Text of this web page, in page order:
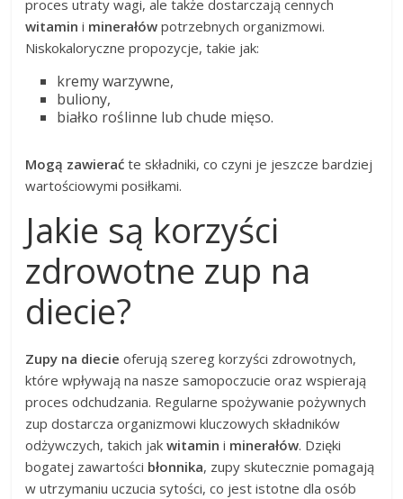
proces utraty wagi, ale także dostarczają cennych
witamin i minerałów potrzebnych organizmowi.
Niskokaloryczne propozycje, takie jak:
kremy warzywne,
buliony,
białko roślinne lub chude mięso.
Mogą zawierać te składniki, co czyni je jeszcze bardziej
wartościowymi posiłkami.
Jakie są korzyści
zdrowotne zup na
diecie?
Zupy na diecie oferują szereg korzyści zdrowotnych,
które wpływają na nasze samopoczucie oraz wspierają
proces odchudzania. Regularne spożywanie pożywnych
zup dostarcza organizmowi kluczowych składników
odżywczych, takich jakwitamin i minerałów. Dzięki
bogatej zawartości błonnika, zupy skutecznie pomagają
w utrzymaniu uczucia sytości, co jest istotne dla osób